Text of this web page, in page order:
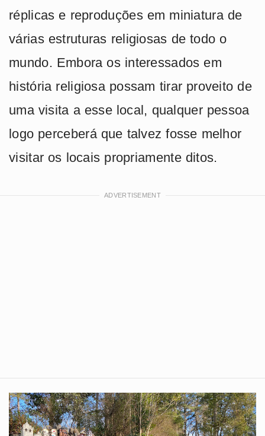
réplicas e reproduções em miniatura de
várias estruturas religiosas de todo o
mundo. Embora os interessados em
história religiosa possam tirar proveito de
uma visita a esse local, qualquer pessoa
logo perceberá que talvez fosse melhor
visitar os locais propriamente ditos.